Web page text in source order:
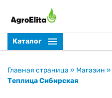
Каталог
Главная страница » Магазин »
Теплица Сибирская